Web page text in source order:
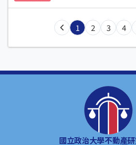
1 2 3 4
國立政治大學不動產